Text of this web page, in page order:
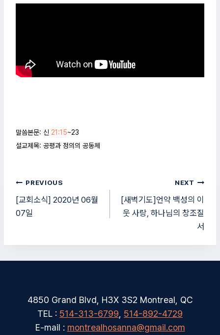
말씀본문: 신 21:15~23
설교제목: 공평과 정의의 공동체
글
탐
색
PREVIOUS
[교회소식] 2020년 06월
07일
NEXT
[새벽기도]언약 백성의 이
웃 사랑, 하나님의 창조질
서
4850 Grand Blvd, H3X 3S2 Montreal, QC
TEL : 514-313-6799 514-892-4729
E-mail : montrealhosanna@gmail.com